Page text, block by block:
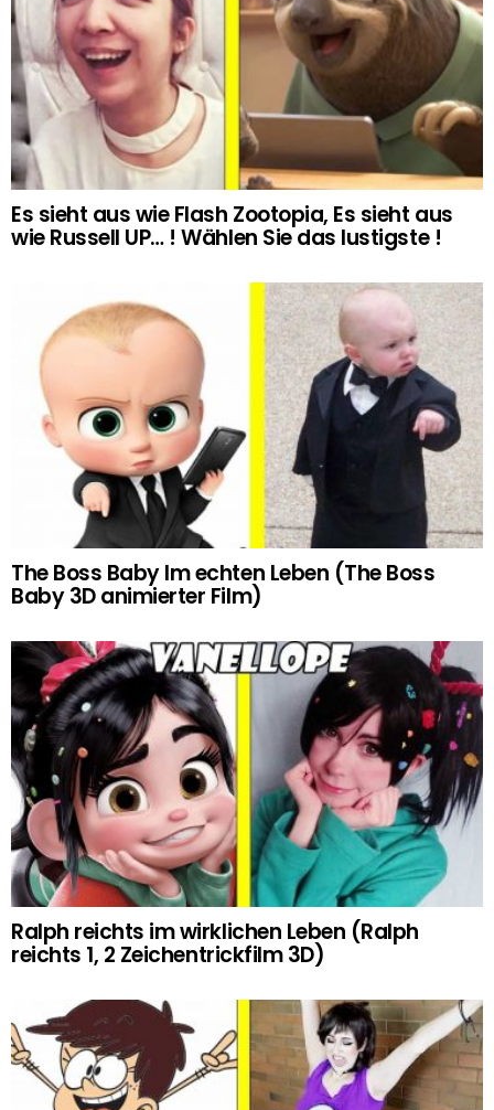
Es sieht aus wie Flash Zootopia, Es sieht aus
wie Russell UP… ! Wählen Sie das lustigste !
The Boss Baby Im echten Leben (The Boss
Baby 3D animierter Film)
Ralph reichts im wirklichen Leben (Ralph
reichts 1, 2 Zeichentrickfilm 3D)